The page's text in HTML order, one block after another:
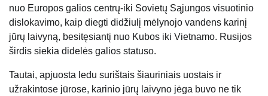
nuo Europos galios centrų-iki Sovietų Sąjungos visuotinio
dislokavimo, kaip diegti didžiulį mėlynojo vandens karinį
jūrų laivyną, besitęsiantį nuo Kubos iki Vietnamo. Rusijos
širdis siekia didelės galios statuso.
Tautai, apjuosta ledu surištais šiauriniais uostais ir
užrakintose jūrose, karinio jūrų laivyno jėga buvo ne tik